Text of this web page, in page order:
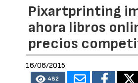
Pixartprinting
ahora libros
precios
16/06/2015
482